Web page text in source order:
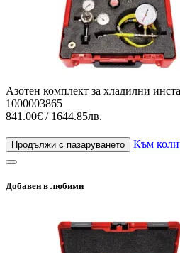
Азотен комплект за хладилни
1000003865
841.00€ / 1644.85лв.
Продължи с пазаруването Към
Добавен в любими